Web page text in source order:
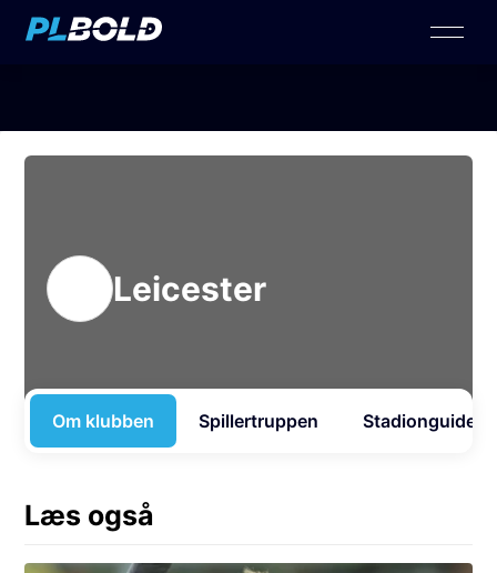
Leicester
Om klubben Spillertruppen Stadionguide
Læs også